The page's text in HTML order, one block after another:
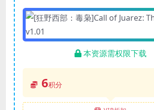
本资源需权限下载
6积分